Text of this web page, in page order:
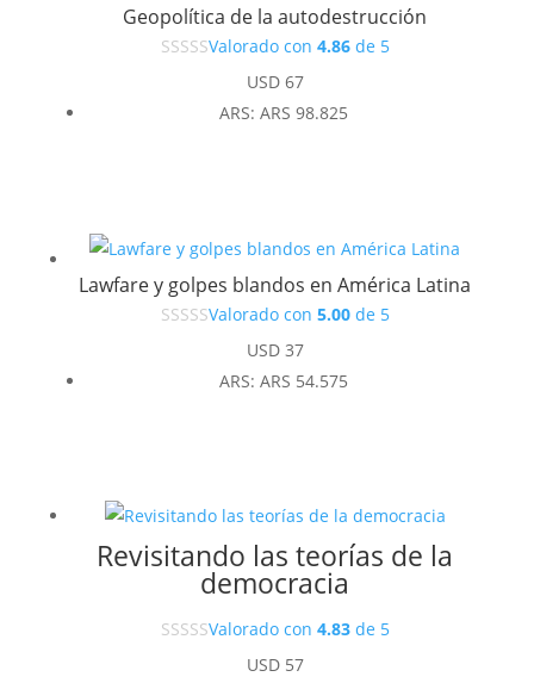
Geopolítica de la autodestrucción
Valorado con 4.86de 5
USD67
ARS: ARS 98.825
Lawfare y golpes blandos en América Latina
Valorado con 5.00de 5
USD37
ARS: ARS 54.575
Revisitando las teorías de la
democracia
Valorado con 4.83de 5
USD57